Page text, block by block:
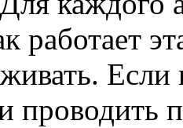
работает
Если
проводить